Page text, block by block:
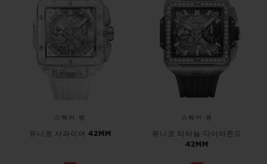
스퀘어 뱅
유니코 사파이어 42MM
스퀘어 뱅
유니코 티타늄 다이아몬드
42MM